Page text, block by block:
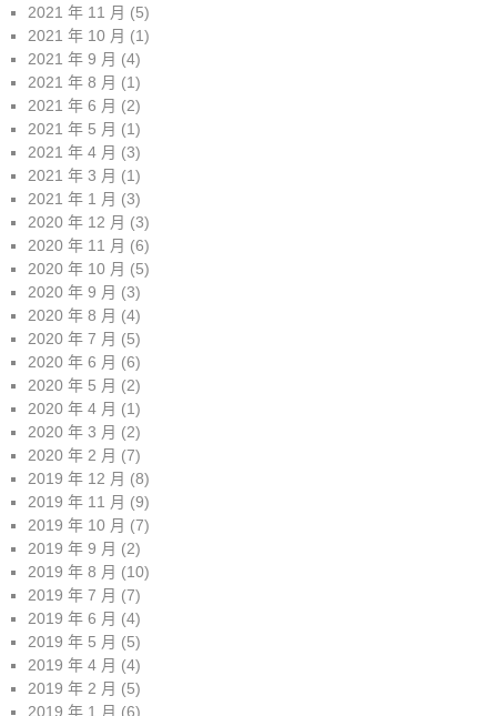
2021 年 11 月 (5)
2021 年 10 月 (1)
2021 年 9 月 (4)
2021 年 8 月 (1)
2021 年 6 月 (2)
2021 年 5 月 (1)
2021 年 4 月 (3)
2021 年 3 月 (1)
2021 年 1 月 (3)
2020 年 12 月 (3)
2020 年 11 月 (6)
2020 年 10 月 (5)
2020 年 9 月 (3)
2020 年 8 月 (4)
2020 年 7 月 (5)
2020 年 6 月 (6)
2020 年 5 月 (2)
2020 年 4 月 (1)
2020 年 3 月 (2)
2020 年 2 月 (7)
2019 年 12 月 (8)
2019 年 11 月 (9)
2019 年 10 月 (7)
2019 年 9 月 (2)
2019 年 8 月 (10)
2019 年 7 月 (7)
2019 年 6 月 (4)
2019 年 5 月 (5)
2019 年 4 月 (4)
2019 年 2 月 (5)
2019 年 1 月 (6)